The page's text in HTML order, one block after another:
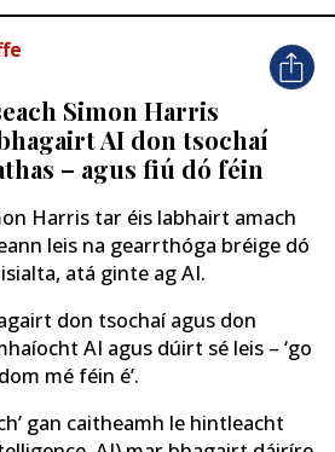
Simon Harris
AI don tsochaí
– agus fiú dó féin
Harris tar éis labhairt amach
leis na gearrthóga bréige dó
atá ginte ag AI.
don tsochaí agus don
AI agus dúirt sé leis – ‘go
mé féin é’.
gan caitheamh le hintleacht